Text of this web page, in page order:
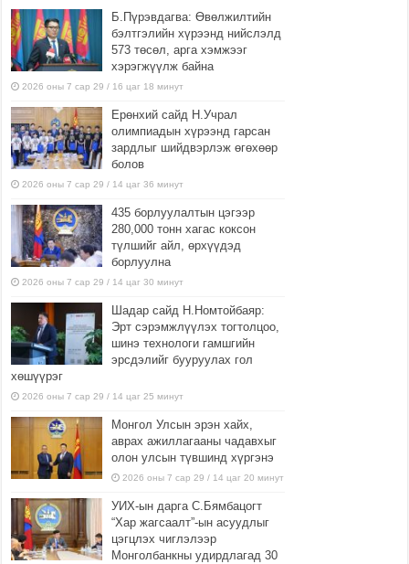
Б.Пүрэвдагва: Өвөлжилтийн
бэлтгэлийн хүрээнд нийслэлд
573 төсөл, арга хэмжээг
хэрэгжүүлж байна
2026 оны 7 сар 29 / 16 цаг 18 минут
Ерөнхий сайд Н.Учрал
олимпиадын хүрээнд гарсан
зардлыг шийдвэрлэж өгөхөөр
болов
2026 оны 7 сар 29 / 14 цаг 36 минут
435 борлуулалтын цэгээр
280,000 тонн хагас коксон
түлшийг айл, өрхүүдэд
борлуулна
2026 оны 7 сар 29 / 14 цаг 30 минут
Шадар сайд Н.Номтойбаяр:
Эрт сэрэмжлүүлэх тогтолцоо,
шинэ технологи гамшгийн
эрсдэлийг бууруулах гол
хөшүүрэг
2026 оны 7 сар 29 / 14 цаг 25 минут
Монгол Улсын эрэн хайх,
аврах ажиллагааны чадавхыг
олон улсын түвшинд хүргэнэ
2026 оны 7 сар 29 / 14 цаг 20 минут
УИХ-ын дарга С.Бямбацогт
“Хар жагсаалт”-ын асуудлыг
цэгцлэх чиглэлээр
Монголбанкны удирдлагад 30